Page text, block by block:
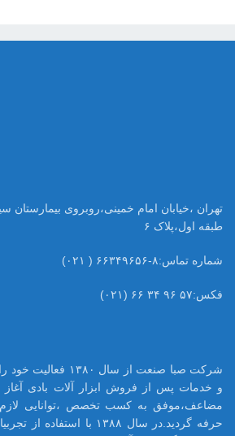
طبقه اول،پلاک ۶
شماره تماس:۸-۶۶۳۴۹۶۵۶ ( ۰۲۱)
فکس:۵۷ ۹۶ ۳۴ ۶۶ (۰۲۱)
شرکت صبا صنعت از سال
و خدمات پس از فروش ابزار آلات بادی آغاز
مضاعف،موفق به کسب تخصص ،توانایی
حرفه گردید.در سال ۱۳۸۸ با